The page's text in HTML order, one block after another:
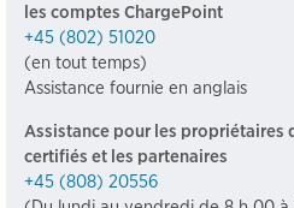
les comptes ChargePoint
+45 (802) 51020
(en tout temps)
Assistance fournie en anglais
Assistance pour les propriétaires
certifiés et les partenaires
+45 (808) 20556